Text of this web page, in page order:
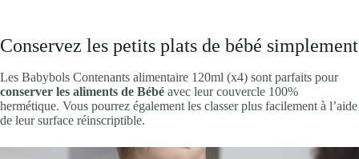
Conservez les petits plats de bébé simplement
Les Babybols Contenants alimentaire 120ml (x4) sont parfaits pour
conserver les aliments de Bébé avec leur couvercle 100%
hermétique. Vous pourrez également les classer plus facilement à l’aide
de leur surface réinscriptible.